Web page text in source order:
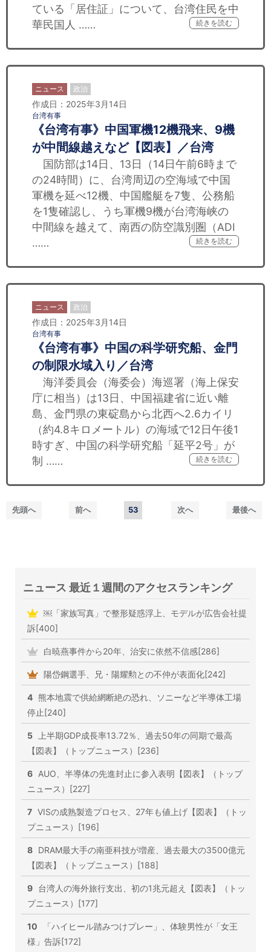
ている「居住証」について、台湾住民を中
華民国人 ……
続きを読む
ニュース 政治
作成日：2025年3月14日
台湾有事
《台湾有事》中国軍機12機飛来、9機
が中間線越えなど【図表】／台湾
国防部は14日、13日（14日午前6時まで
の24時間）に、台湾周辺の空海域で中国
軍機を延べ12機、中国艦艇を7隻、公務船
を1隻確認し、うち軍機9機が台湾海峡の
中間線を越えて、南西の防空識別圏（ADI
……
続きを読む
ニュース 政治
作成日：2025年3月14日
台湾有事
《台湾有事》中国の科学研究船、金門
の制限水域入り／台湾
海洋委員会（海委会）海巡署（海上保安
庁に相当）は13日、中国福建省に近い離
島、金門県の東碇島から北西へ2.6カイリ
（約4.8キロメートル）の海域で12日午後1
時すぎ、中国の科学研究船「延平2号」が
制 ……
続きを読む
先頭へ 前へ 53 次へ 最後へ
ニュース 最近１週間のアクセスランキング
￼「家族写真」で整形疑惑浮上、モデルが広告会社提
訴[400]
白暁燕事件から20年、治安に依然不信感[286]
陽岱鋼選手、兄・陽耀勲との不仲が表面化[242]
4 熊本地震で供給網断絶の恐れ、ソニーなど半導体工場
停止[240]
5
上半期GDP成長率13.72％、過去50年の同期で最高
【図表】（トップニュース）[236]
6 AUO、半導体の先進封止に参入表明【図表】（トップ
ニュース）[227]
7 VISの成熟製造プロセス、27年も値上げ【図表】（トッ
プニュース）[196]
8 DRAM最大手の南亜科技が増産、過去最大の3500億元
【図表】（トップニュース）[188]
9 台湾人の海外旅行支出、初の1兆元超え【図表】（トッ
プニュース）[177]
10
「ハイヒール踏みつけプレー」、体験男性が「女王
様」告訴[172]